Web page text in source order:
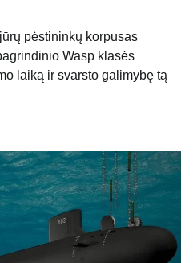
pėstininkų korpusas
Wasp klasės
laiką ir svarsto galimybę tą